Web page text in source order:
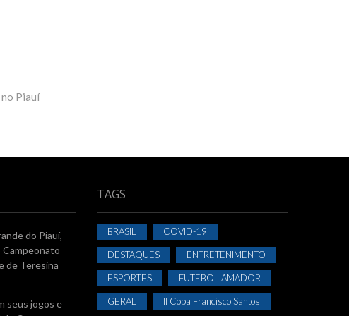
Piauí
do Piauí,
de Teresina
seus jogos e
TAGS
BRASIL COVID-19
DESTAQUES ENTRETENIMENTO
ESPORTES FUTEBOL AMADOR
GERAL II Copa Francisco Santos